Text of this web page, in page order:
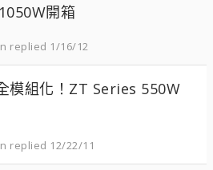
開箱
1/16/12
模組化！ZT Series 550W
12/22/11